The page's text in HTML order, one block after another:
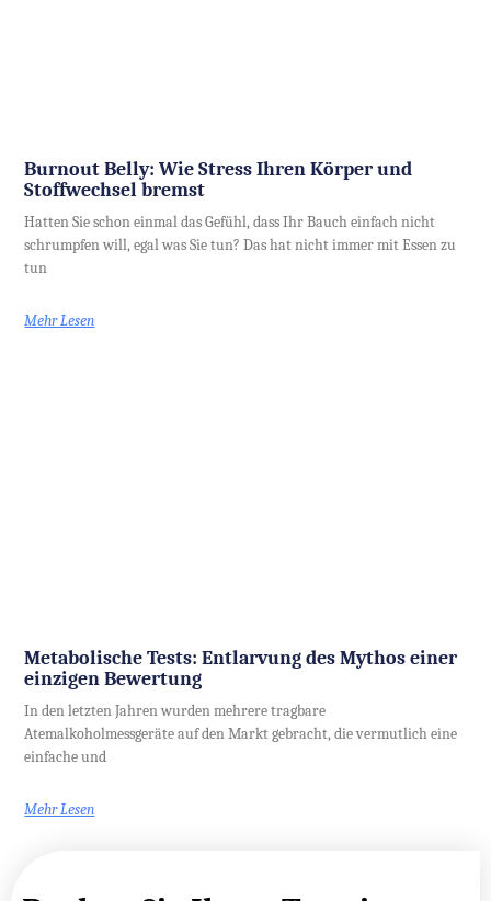
Burnout Belly: Wie Stress Ihren Körper und
Stoffwechsel bremst
Hatten Sie schon einmal das Gefühl, dass Ihr Bauch einfach nicht
schrumpfen will, egal was Sie tun? Das hat nicht immer mit Essen zu
tun
Mehr Lesen
Metabolische Tests: Entlarvung des Mythos einer
einzigen Bewertung
In den letzten Jahren wurden mehrere tragbare
Atemalkoholmessgeräte auf den Markt gebracht, die vermutlich eine
einfache und
Mehr Lesen